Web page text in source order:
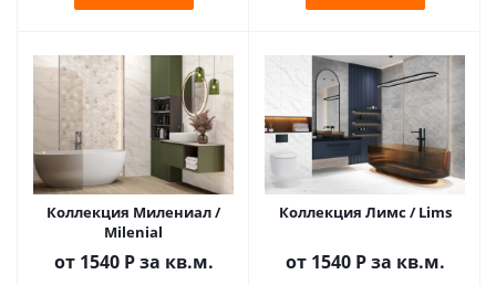
Коллекция Милениал /
Milenial
от 1540 Р за кв.м.
Коллекция Лимс / Lims
от 1540 Р за кв.м.